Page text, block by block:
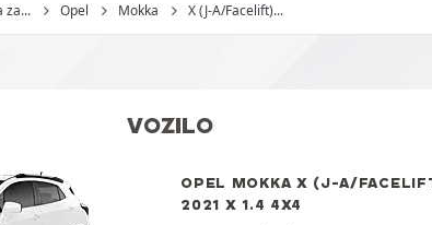
za... Opel Mokka X (J-A/Facelift)...
VOZILO
OPEL MOKKA X (J-A/
2021 X 1.4 4X4